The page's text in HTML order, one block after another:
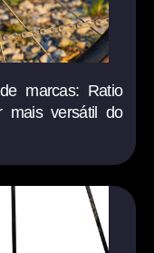
marcas: Ratio
mais versátil do